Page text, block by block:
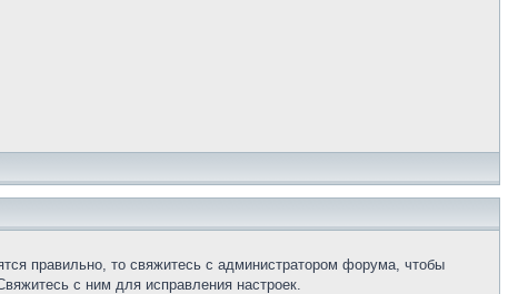
правильно, то свяжитесь с администратором форума, чтобы
с ним для исправления настроек.